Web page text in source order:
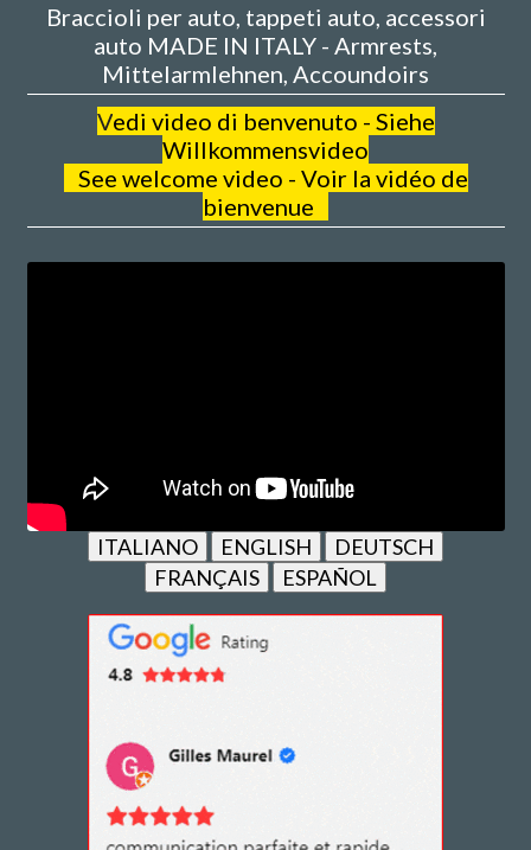
Braccioli per auto, tappeti auto, accessori
auto MADE IN ITALY - Armrests,
Mittelarmlehnen, Accoundoirs
Vedi video di benvenuto - Siehe
Willkommensvideo
See welcome video - Voir la vidéo de
bienvenue
ITALIANO ENGLISH
DEUTSCH
FRANÇAIS
ESPAÑOL